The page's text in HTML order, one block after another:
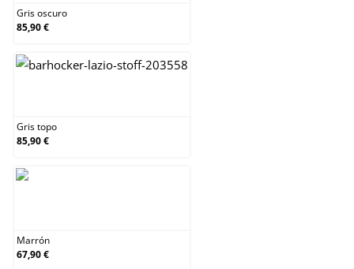
Gris oscuro
85,90 €
Gris topo
85,90 €
Marrón
67,90 €